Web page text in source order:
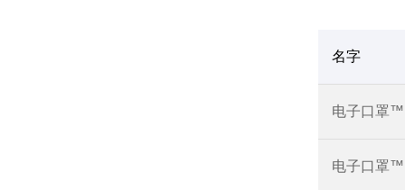
名字
电子口罩
电子口罩™